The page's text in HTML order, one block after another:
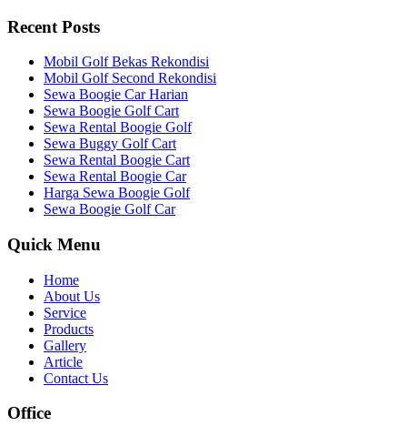
Recent Posts
Mobil Golf Bekas Rekondisi
Mobil Golf Second Rekondisi
Sewa Boogie Car Harian
Sewa Boogie Golf Cart
Sewa Rental Boogie Golf
Sewa Buggy Golf Cart
Sewa Rental Boogie Cart
Sewa Rental Boogie Car
Harga Sewa Boogie Golf
Sewa Boogie Golf Car
Quick Menu
Home
About Us
Service
Products
Gallery
Article
Contact Us
Office